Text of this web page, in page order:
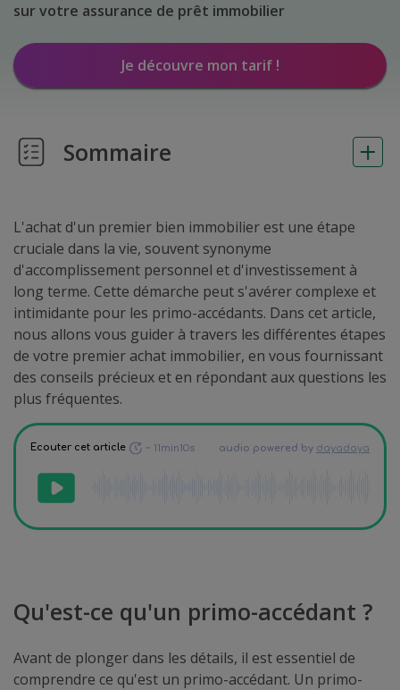
sur votre assurance de prêt immobilier
Je découvre mon tarif !
Sommaire
L'achat d'un premier bien immobilier est une étape
cruciale dans la vie, souvent synonyme
d'accomplissement personnel et d'investissement à
long terme. Cette démarche peut s'avérer complexe et
intimidante pour les primo-accédants. Dans cet article,
nous allons vous guider à travers les différentes étapes
de votre premier achat immobilier, en vous fournissant
des conseils précieux et en répondant aux questions les
plus fréquentes.
Qu'est-ce qu'un primo-accédant ?
Avant de plonger dans les détails, il est essentiel de
comprendre ce qu'est un primo-accédant. Un primo-